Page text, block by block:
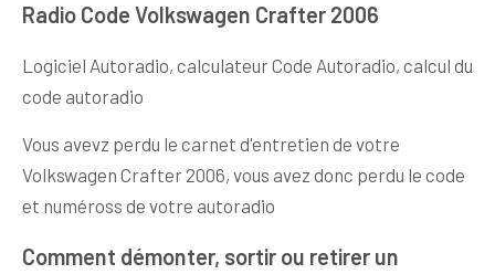
Radio Code Volkswagen Crafter 2006
Logiciel Autoradio, calculateur Code Autoradio, calcul du
code autoradio
Vous avevz perdu le carnet d'entretien de votre
Volkswagen Crafter 2006, vous avez donc perdu le code
et numéross de votre autoradio
Comment démonter, sortir ou retirer un